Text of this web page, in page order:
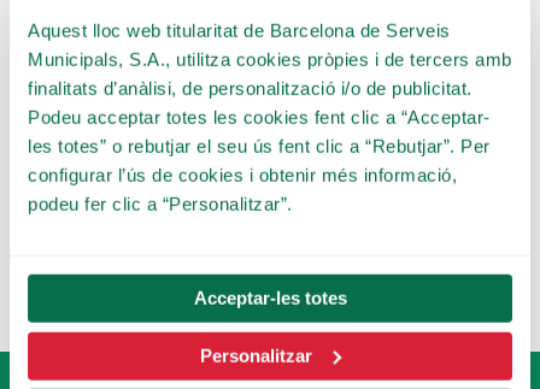
Aquest lloc web titularitat de Barcelona de Serveis
Municipals, S.A., utilitza cookies pròpies i de tercers amb
finalitats d’anàlisi, de personalització i/o de publicitat.
Podeu acceptar totes les cookies fent clic a “Acceptar-
les totes” o rebutjar el seu ús fent clic a “Rebutjar”. Per
configurar l’ús de cookies i obtenir més informació,
podeu fer clic a “Personalitzar”.
Acceptar-les totes
Personalitzar